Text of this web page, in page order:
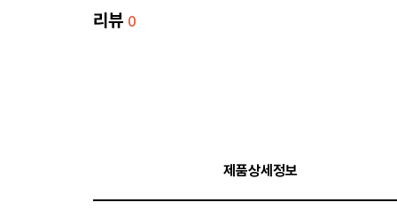
리뷰 0
제품상세정보